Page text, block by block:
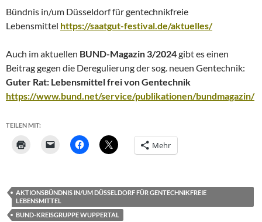
Bündnis in/um Düsseldorf für gentechnikfreie
Lebensmittel https://saatgut-festival.de/aktuelles/
Auch im aktuellen BUND-Magazin 3/2024gibt es einen
Beitrag gegen die Deregulierung der sog. neuen Gentechnik:
Guter Rat: Lebensmittel frei von Gentechnik
https://www.bund.net/service/publikationen/bundmagazin/
TEILEN MIT:
Mehr
AKTIONSBÜNDNIS IN/UM DÜSSELDORF FÜR GENTECHNIKFREIE
LEBENSMITTEL
BUND-KREISGRUPPE WUPPERTAL